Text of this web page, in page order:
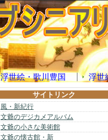
浮世絵・歌川豊国 浮世
サイトリンク
風・新紀行
文爺のデジカメアルバム
文爺の小さな美術館
文爺の懐古館・新